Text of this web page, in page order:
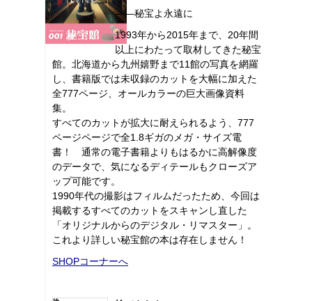
――秘宝よ永遠に
1993年から2015年まで、20年間
以上にわたって取材してきた秘宝
館。北海道から九州嬉野まで11館の写真を網羅
し、書籍版では未収録のカットを大幅に加えた
全777ページ、オールカラーの巨大画像資料
集。
すべてのカットが拡大に耐えられるよう、777
ページページで全1.8ギガのメガ・サイズ電
書！ 通常の電子書籍よりもはるかに高解像度
のデータで、気になるディテールもクローズア
ップ可能です。
1990年代の撮影はフィルムだったため、今回は
掲載するすべてのカットをスキャンし直した
「オリジナルからのデジタル・リマスター」。
これより詳しい秘宝館の本は存在しません！
SHOPコーナーへ